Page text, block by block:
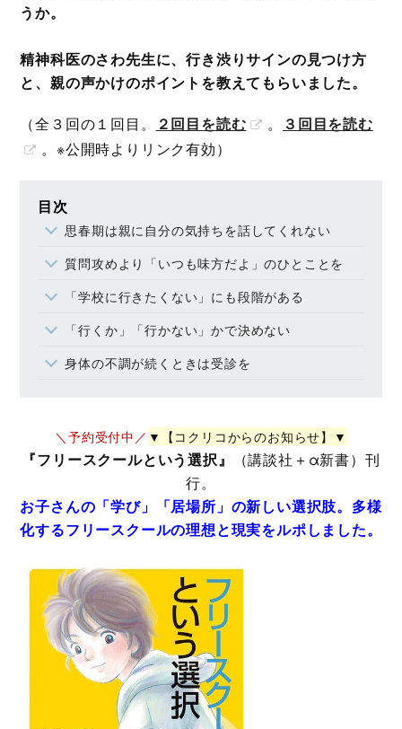
うか。
精神科医のさわ先生に、行き渋りサインの見つけ方
と、親の声かけのポイントを教えてもらいました。
（全３回の１回目。
２回目を読む 。
３回目を読む
。※公開時よりリンク有効）
目次
思春期は親に自分の気持ちを話してくれない
質問攻めより「いつも味方だよ」のひとことを
「学校に行きたくない」にも段階がある
「行くか」「行かない」かで決めない
身体の不調が続くときは受診を
＼予約受付中／ ▼【コクリコからのお知らせ】▼
『フリースクールという選択』
（講談社＋α新書）刊
行。
お子さんの「学び」「居場所」の新しい選択肢。多様
化するフリースクールの理想と現実をルポしました。